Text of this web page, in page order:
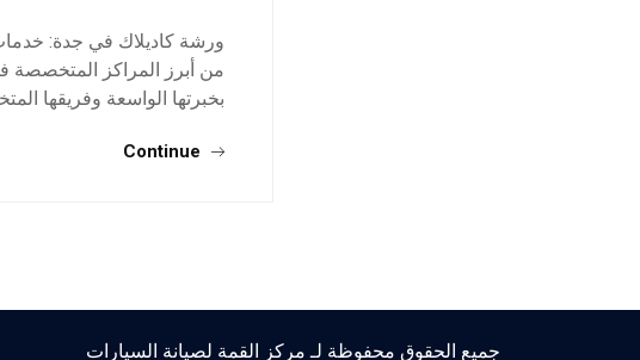
ورشة كاديلاك في جدة:
من أبرز المراكز المتخصصة
بخبرتها الواسعة وفريقها
Continue
جميع الحقوق محفوظة لـ مركز القمة لصيانة السيارات